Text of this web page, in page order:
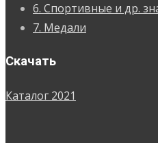
6. Спортивные и др.
7. Медали
Скачать
Каталог 2021